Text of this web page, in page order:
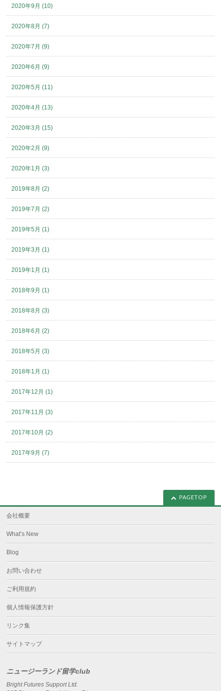
2020年9月 (10)
2020年8月 (7)
2020年7月 (9)
2020年6月 (9)
2020年5月 (11)
2020年4月 (13)
2020年3月 (15)
2020年2月 (9)
2020年1月 (3)
2019年8月 (2)
2019年7月 (2)
2019年5月 (1)
2019年3月 (1)
2019年1月 (1)
2018年9月 (1)
2018年8月 (3)
2018年6月 (2)
2018年5月 (3)
2018年1月 (1)
2017年12月 (1)
2017年11月 (3)
2017年10月 (2)
2017年9月 (7)
PAGETOP
会社概要
What’s New
Blog
お問い合わせ
ご利用規約
個人情報保護方針
リンク集
サイトマップ
ニュージーランド留学club
Bright Futures Support Ltd.